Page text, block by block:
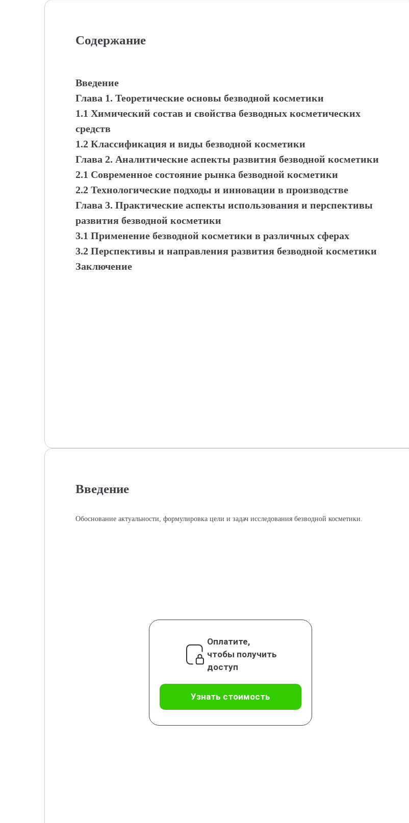
Содержание
Введение
Глава 1. Теоретические основы безводной косметики
1.1 Химический состав и свойства безводных косметических
средств
1.2 Классификация и виды безводной косметики
Глава 2. Аналитические аспекты развития безводной косметики
2.1 Современное состояние рынка безводной косметики
2.2 Технологические подходы и инновации в производстве
Глава 3. Практические аспекты использования и перспективы
развития безводной косметики
3.1 Применение безводной косметики в различных сферах
3.2 Перспективы и направления развития безводной косметики
Заключение
Введение
Обоснование актуальности, формулировка цели и задач исследования безводной косметики.
Оплатите,
чтобы получить
доступ
Узнать стоимость